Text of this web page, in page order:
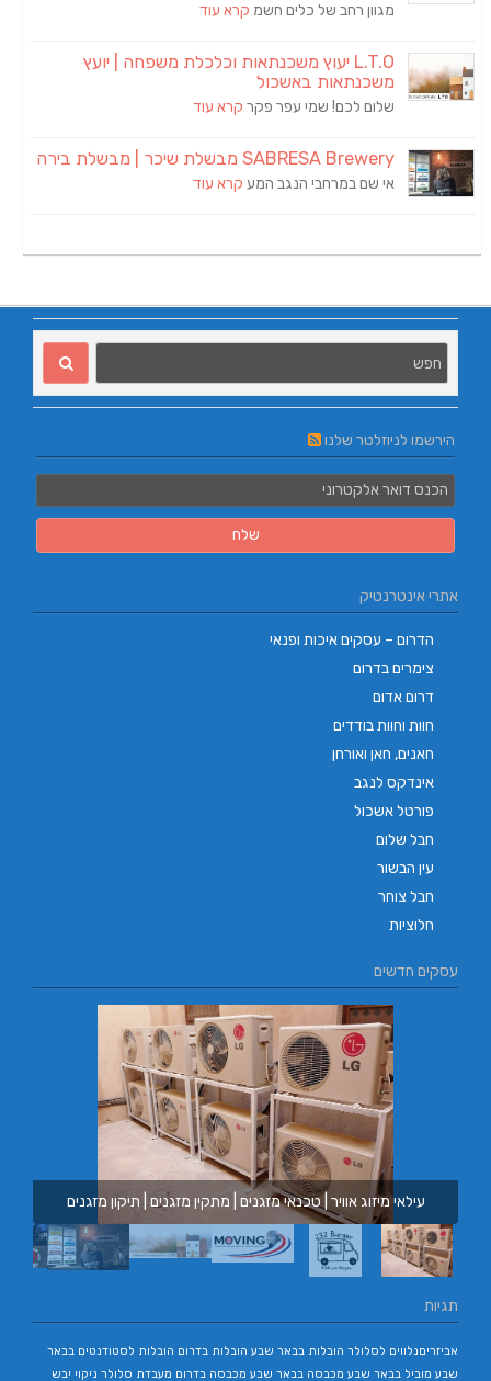
מגוון רחב של כלים חשמקרא עוד
L.T.O יעוץ משכנתאות וכלכלת משפחה | יועץ
משכנתאות באשכול
שלום לכם! שמי עפר פקרקרא עוד
SABRESA Brewery מבשלת שיכר | מבשלת בירה
אי שם במרחבי הנגב המעקרא עוד
הירשמו לניוזלטר שלנו
אתרי אינטרנטיק
הדרום – עסקים איכות ופנאי
צימרים בדרום
דרום אדום
חוות וחוות בודדים
חאנים, חאן ואורחן
אינדקס לנגב
פורטל אשכול
חבל שלום
עין הבשור
חבל צוחר
חלוציות
עסקים חדשים
עילאי מיזוג אוויר | טכנאי מזגנים | מתקין מזגנים | תיקון מזגנים
תגיות
אביזריםנלווים לסלולר הובלות בבאר שבע הובלות בדרום הובלות לסטודנטים בבאר
שבע מוביל בבאר שבע מכבסה בבאר שבע מכבסה בדרום מעבדת סלולר ניקוי יבש